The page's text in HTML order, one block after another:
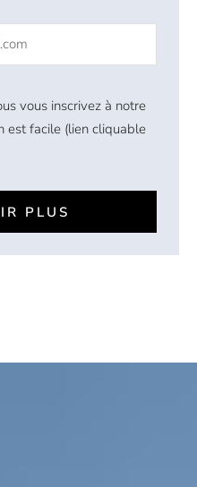
vous inscrivez à notre
est facile (lien cliquable
PLUS